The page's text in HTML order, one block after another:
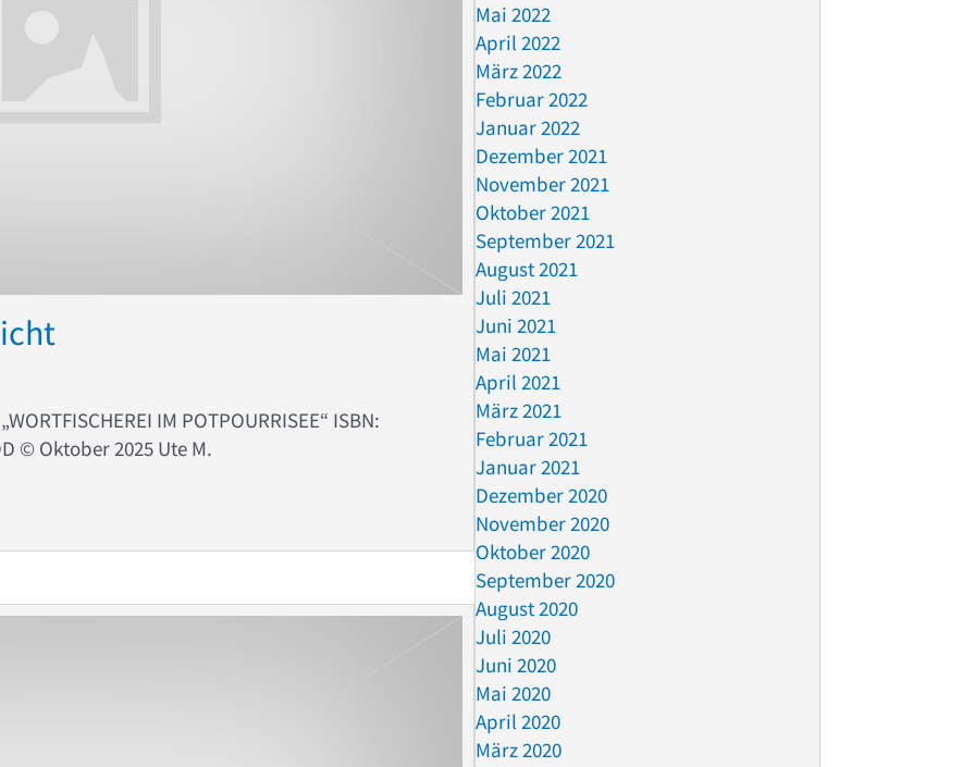
IM POTPOURRISEE“ ISBN:
©️ Oktober 2025 Ute M.
Mai 2022
April 2022
März 2022
Februar 2022
Januar 2022
Dezember 2021
November 2021
Oktober 2021
September 2021
August 2021
Juli 2021
Juni 2021
Mai 2021
April 2021
März 2021
Februar 2021
Januar 2021
Dezember 2020
November 2020
Oktober 2020
September 2020
August 2020
Juli 2020
Juni 2020
Mai 2020
April 2020
März 2020